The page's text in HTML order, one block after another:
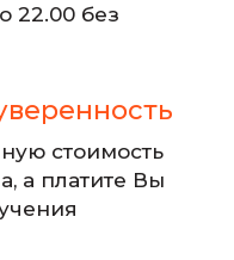
22.00 без
стоимость
а платите Вы